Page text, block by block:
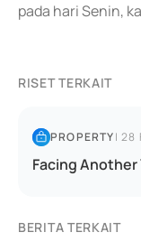
pada hari Senin,
RISET TERKAIT
PROPERTY|28
Facing Another
BERITA TERKAIT